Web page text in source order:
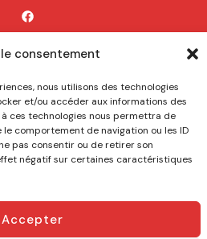
consentement
nous utilisons des technologies
et/ou accéder aux informations des
ces technologies nous permettra de
comportement de navigation ou les ID
pas consentir ou de retirer son
négatif sur certaines caractéristiques
Accepter
TAP
Dératisation à Sedan
Eradication de
de Blattes à Épernay
Élimination de
Élimination de Blattes à
Mézières